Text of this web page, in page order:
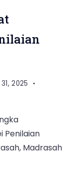
2025
Penilaian
Madrasah